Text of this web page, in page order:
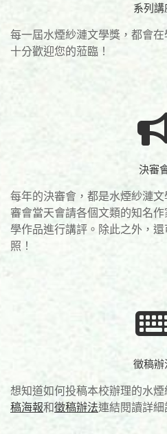
系列講
每一屆水煙紗漣文學獎，都會
十分歡迎您的蒞臨！
決審
每年的決審會，都是水煙紗漣
審會當天會請各個文類的知名
學作品進行講評。除此之外，
照！
徵稿辦
想知道如何投稿本校辦理的水
稿海報和徵稿辦法連結閱讀詳細